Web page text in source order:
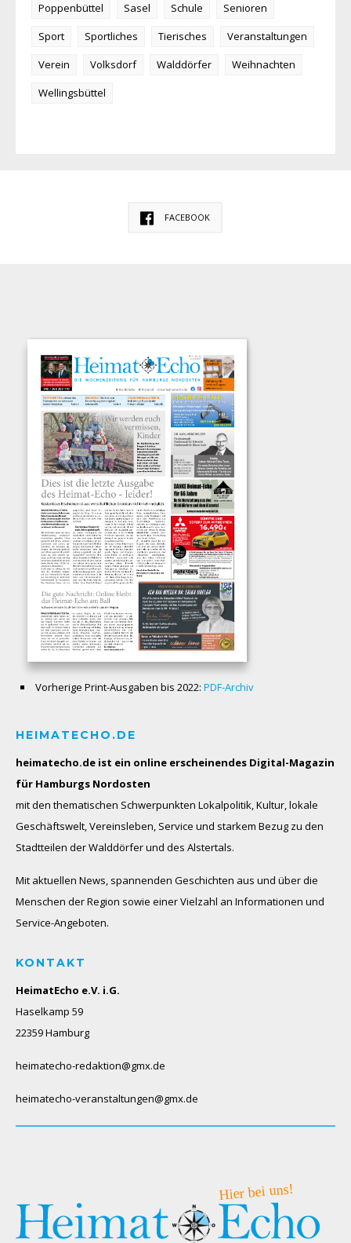
Poppenbüttel
Sasel Schule
Senioren
Sport
Sportliches Tierisches
Veranstaltungen
Verein
Volksdorf Walddörfer
Weihnachten
Wellingsbüttel
FACEBOOK
Vorherige Print-Ausgaben bis 2022: PDF-Archiv
HEIMATECHO.DE
heimatecho.de ist ein online erscheinendes Digital-Magazin
für Hamburgs Nordosten
mit den thematischen Schwerpunkten Lokalpolitik, Kultur, lokale
Geschäftswelt, Vereinsleben, Service und starkem Bezug zu den
Stadtteilen der Walddörfer und des Alstertals.
Mit aktuellen News, spannenden Geschichten aus und über die
Menschen der Region sowie einer Vielzahl an Informationen und
Service-Angeboten.
KONTAKT
HeimatEcho e.V. i.G.
Haselkamp 59
22359 Hamburg
heimatecho-redaktion@gmx.de
heimatecho-veranstaltungen@gmx.de